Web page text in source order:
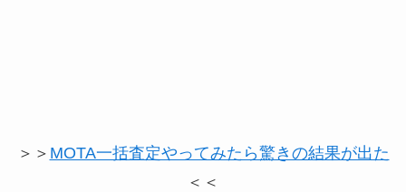
＞＞ MOTA一括査定やってみたら驚きの結果が出た
＜＜